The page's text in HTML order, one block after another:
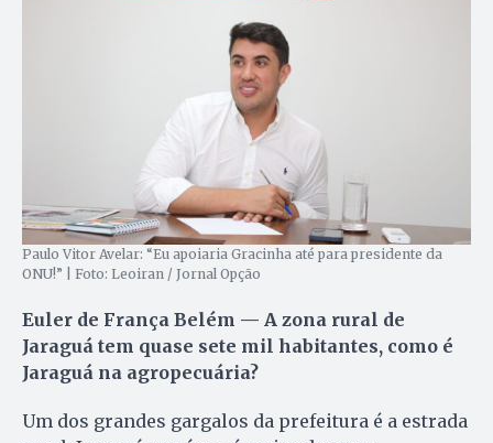
Paulo Vitor Avelar: “Eu apoiaria Gracinha até para presidente da
ONU!” | Foto: Leoiran / Jornal Opção
Euler de França Belém — A zona rural de
Jaraguá tem quase sete mil habitantes, como é
Jaraguá na agropecuária?
Um dos grandes gargalos da prefeitura é a estrada